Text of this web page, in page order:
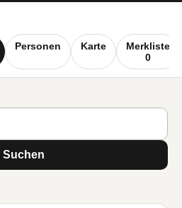
Personen Karte
Merkliste
0
Suchen